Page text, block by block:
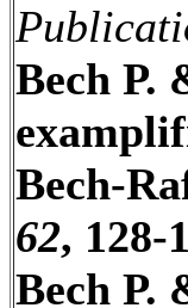
Bech P.
Bech-
62, 128-
Bech P.